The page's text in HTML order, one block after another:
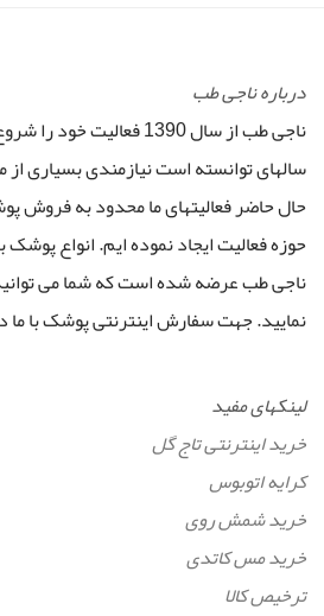
درباره ناجی طب
ناجی طب از سال 1390
سالهای توانسته است نیازمندی بسیاری از
حال حاضر فعالیتهای ما محدود به فروش
حوزه فعالیت ایجاد نموده ایم. انواع
ناجی طب عرضه شده است که شما می
نمایید. جهت سفارش اینترنتی پوشک با
لینکهای مفید
خرید اینترنتی تاج گل
کرایه اتوبوس
خرید شمش روی
خرید مس کاتدی
ترخیص کالا